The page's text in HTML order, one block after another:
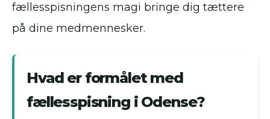
fællesspisningens magi bringe dig tættere
på dine medmennesker.
Hvad er formålet med
fællesspisning i Odense?